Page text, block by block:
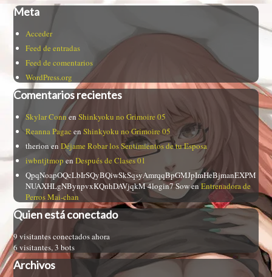
Meta
Acceder
Feed de entradas
Feed de comentarios
WordPress.org
Comentarios recientes
Skylar ConnenShinkyoku no Grimoire 05
Reanna Pagac enShinkyoku no Grimoire 05
therionenDéjame Robar los Sentimientos de tu Esposa
iwbntjtmop enDespués de Clases 01
QpqNoapOQcLbIrSQyBQiwSkSqsyAmrqqBpGMJpImHeBjmanEXPM
NUAXHLgNBynpvxKQnhDAVjqkM 4login7 SowenEntrenadora de
Perros Mai-chan
Quien está conectado
9 visitantes conectados ahora
6 visitantes, 3 bots
Archivos